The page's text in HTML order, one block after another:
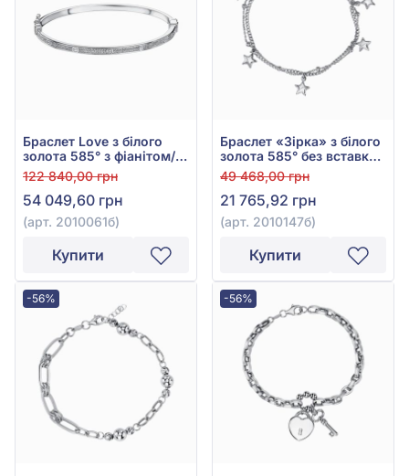
Браслет Love з білого
золота 585° з фіанітом/
куб.цирконієм, арт.
2010061б
122 840,00 грн
54 049,60 грн
(арт. 2010061б)
Купити
Браслет «Зірка» з білого
золота 585° без вставки,
арт. 2010147б
49 468,00 грн
21 765,92 грн
(арт. 2010147б)
Купити
-56% -56%